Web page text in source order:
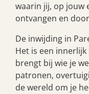
waarin jij, op jouw
ontvangen en
De inwijding in
Het is een
brengt bij wie je
patronen,
de wereld om je